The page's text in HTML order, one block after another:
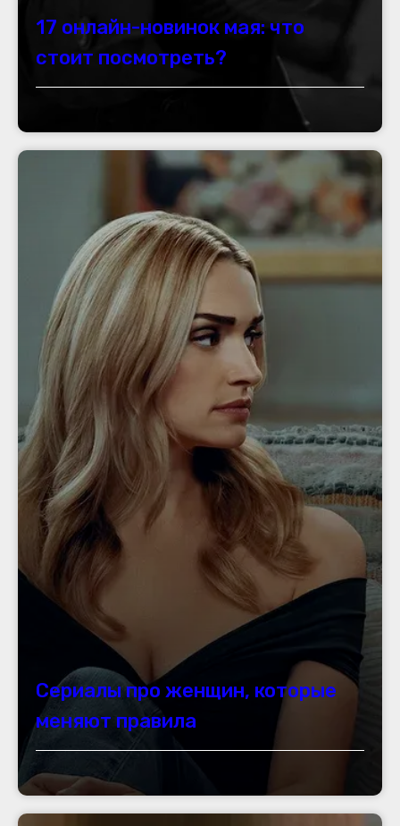
17 онлайн-новинок мая: что
стоит посмотреть?
Сериалы про женщин, которые
меняют правила